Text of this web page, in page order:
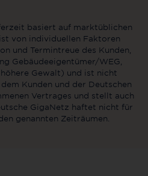
basiert auf marktüblichen
von individuellen Faktoren
und Termintreue des Kunden,
Gebäudeeigentümer/WEG,
Gewalt) und ist nicht
Kunden und der Deutschen
Vertrages und stellt auch
GigaNetz haftet nicht für
genannten Zeiträumen.